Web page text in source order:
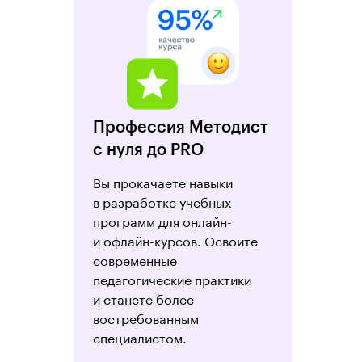
Профессия Методист
с нуля до PRO
Вы прокачаете навыки
в разработке учебных
программ для онлайн-
и офлайн-курсов. Освоите
современные
педагогические практики
и станете более
востребованным
специалистом.